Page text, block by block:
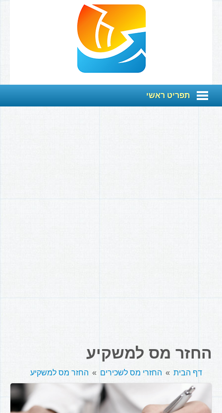
תפריט ראשי
החזר מס למשקיע
דף הבית החזרי מס לשכירים החזר מס למשקיע